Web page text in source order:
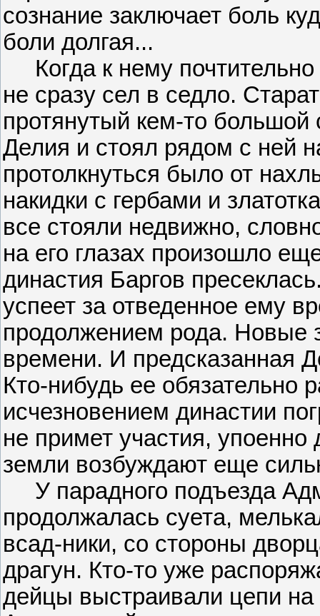
сознание заключает боль
боли долгая...
Когда к нему почтительно
не сразу сел в седло.
протянутый кем-то большой
Делия и стоял рядом с ней
протолкнуться было от
накидки с гербами и
все стояли недвижно,
на его глазах произошло
династия Баргов
успеет за отведенное ему
продолжением рода. Новые
времени. И предсказанная
Кто-нибудь ее обязательно
исчезновением династии
не примет участия, упоенно
земли возбуждают еще
У парадного подъезда
продолжалась суета,
всад-ники, со стороны
драгун. Кто-то уже
дейцы выстраивали цепи на